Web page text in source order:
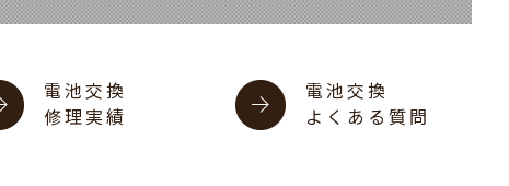
電池交換
修理実績
電池交換
よくある質問